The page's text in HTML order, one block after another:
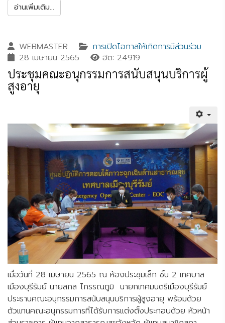
อ่านเพิ่มเติม...
WEBMASTER
การเปิดโอกาสให้เกิดการมีส่วนร่วม
28 เมษายน 2565
ฮิต: 24919
ประชุมคณะอนุกรรมการสนับสนุนบริการผู้
สูงอายุ
เมื่อวันที่ 28 เมษายน 2565 ณ ห้องประชุมเล็ก ชั้น 2 เทศบาล
เมืองบุรีรัมย์ นายสกล ไกรรณภูมิ นายกเทศมนตรีเมืองบุรีรัมย์
ประธานคณะอนุกรรมการสนับสนุนบริการผู้สูงอายุ พร้อมด้วย
ตัวแทนคณะอนุกรรมการที่ได้รับการแต่งตั้งประกอบด้วย หัวหน้า